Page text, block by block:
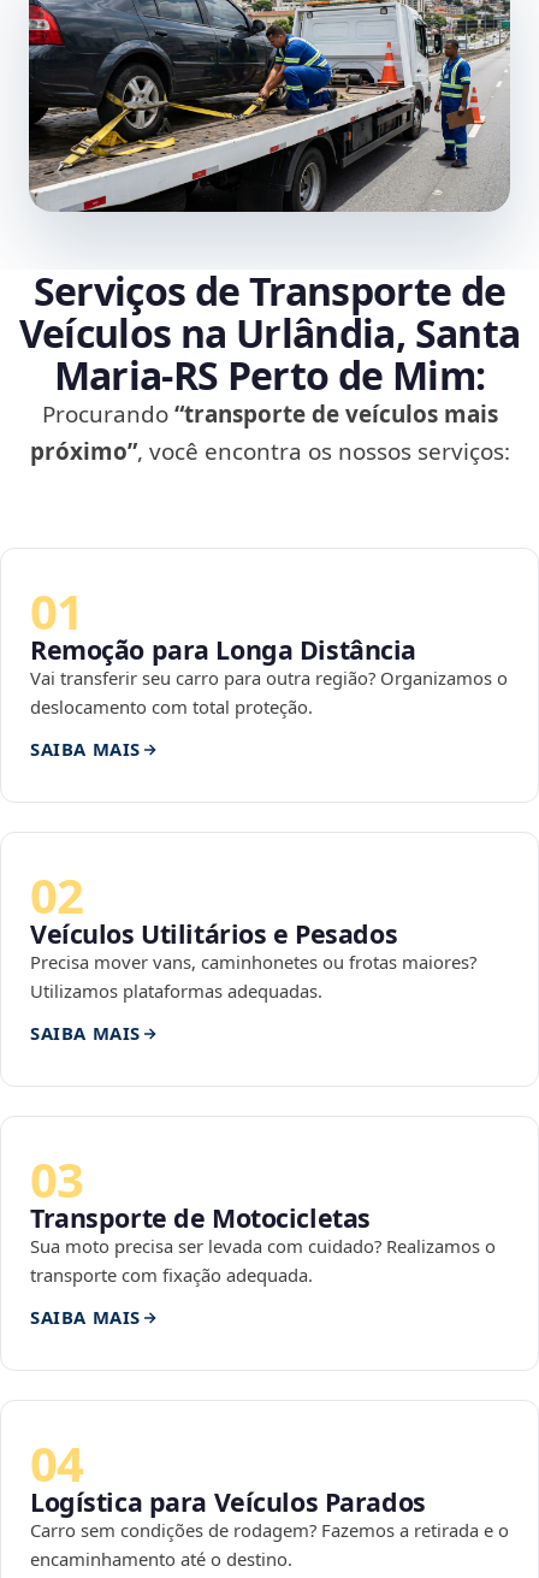
Serviços de Transporte de
Veículos na Urlândia, Santa
Maria‑RS Perto de Mim:
Procurando“transporte de veículos mais
próximo”, você encontra os nossos serviços:
01
Remoção para Longa Distância
Vai transferir seu carro para outra região? Organizamos o
deslocamento com total proteção.
SAIBA MAIS
02
Veículos Utilitários e Pesados
Precisa mover vans, caminhonetes ou frotas maiores?
Utilizamos plataformas adequadas.
SAIBA MAIS
03
Transporte de Motocicletas
Sua moto precisa ser levada com cuidado? Realizamos o
transporte com fixação adequada.
SAIBA MAIS
04
Logística para Veículos Parados
Carro sem condições de rodagem? Fazemos a retirada e o
encaminhamento até o destino.